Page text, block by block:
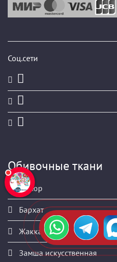
Соц.сети
Обивочные ткани
Велюр
Бархат
Жаккард
Замша искусственная